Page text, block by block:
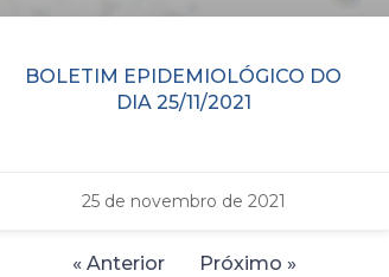
BOLETIM EPIDEMIOLÓGICO DO
DIA 25/11/2021
25 de novembro de 2021
« Anterior Próximo »